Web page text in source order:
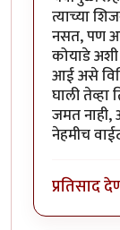
त्याच्या
नसत, पण
कोयाडे
आई असे
घाली
जमत
नेहमीच
प्रतिसाद